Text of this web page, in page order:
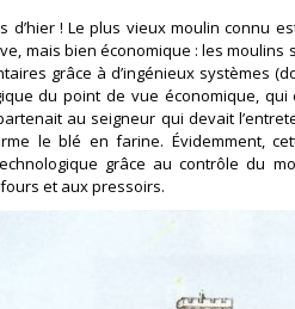
d’hier ! Le plus vieux moulin connu
mais bien économique : les moulins
grâce à d’ingénieux systèmes
du point de vue économique,
au seigneur qui devait
le blé en farine. Évidemment,
grâce au contrôle du
et aux pressoirs.